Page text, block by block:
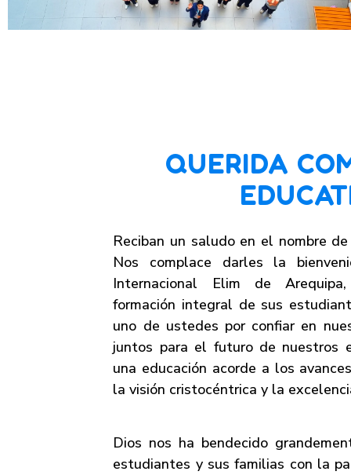
QUERIDA
Reciban un saludo en el nombre
Nos complace darles la
Internacional Elim de
formación integral de sus
uno de ustedes por confiar en
juntos para el futuro de nuestros
una educación acorde a los
la visión cristocéntrica y la
Dios nos ha bendecido
estudiantes y sus familias con la